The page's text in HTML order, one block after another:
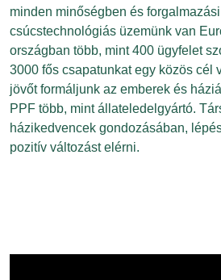
minden minőségben és
csúcstechnológiás üzemünk van
országban több, mint 400 ügyfelet
3000 fős csapatunkat egy közös cél
jövőt formáljunk az emberek és
PPF több, mint állateledelgyártó.
házikedvencek gondozásában,
pozitív változást elérni.